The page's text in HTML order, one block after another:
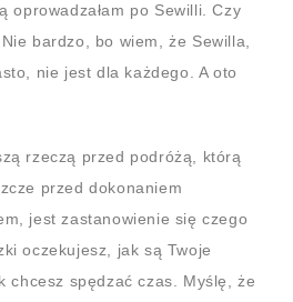
oprowadzałam po Sewilli. Czy
bardzo, bo wiem, że Sewilla,
nie jest dla każdego. A oto
rzeczą przed podróżą, którą
przed dokonaniem
jest zastanowienie się czego
oczekujesz, jak są Twoje
chcesz spędzać czas. Myślę, że